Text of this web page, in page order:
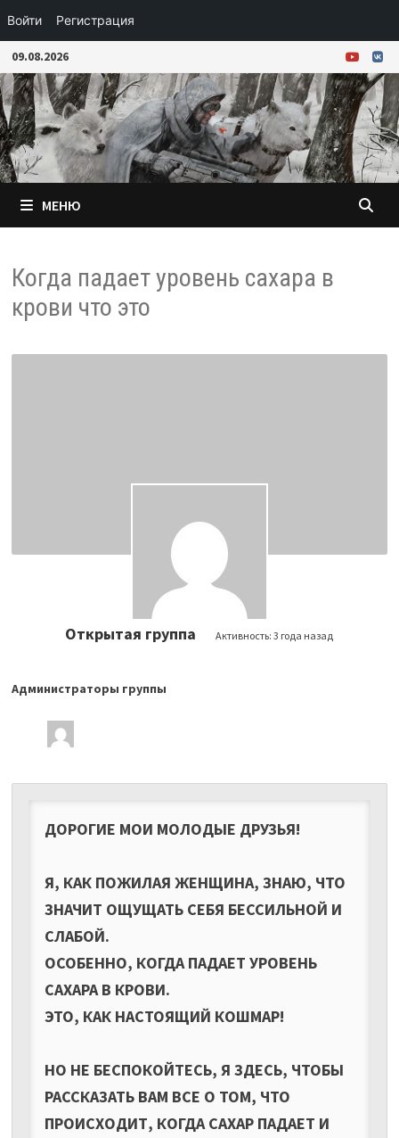
Войти Регистрация
Перейти
к
содержимому
09.08.2026
МЕНЮ
Когда падает уровень сахара в
крови что это
Открытая группа Активность:3 года назад
Лидеры
группы
Администраторы группы
ДОРОГИЕ МОИ МОЛОДЫЕ ДРУЗЬЯ!
Я, КАК ПОЖИЛАЯ ЖЕНЩИНА, ЗНАЮ, ЧТО
ЗНАЧИТ ОЩУЩАТЬ СЕБЯ БЕССИЛЬНОЙ И
СЛАБОЙ.
ОСОБЕННО, КОГДА ПАДАЕТ УРОВЕНЬ
САХАРА В КРОВИ.
ЭТО, КАК НАСТОЯЩИЙ КОШМАР!
НО НЕ БЕСПОКОЙТЕСЬ, Я ЗДЕСЬ, ЧТОБЫ
РАССКАЗАТЬ ВАМ ВСЕ О ТОМ, ЧТО
ПРОИСХОДИТ, КОГДА САХАР ПАДАЕТ И